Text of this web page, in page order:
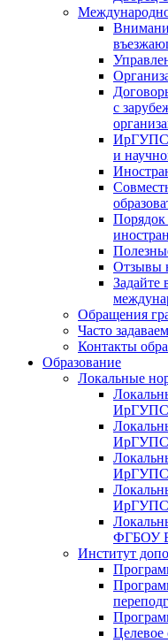
с
ИрГУПС
и
Отзывы
Задайте
Обращения
Часто
Контакты
Образование
Локальные
ИрГУПС
ИрГУПС
ИрГУПС
ИрГУПС
ФГБОУ
Институт
Целевое